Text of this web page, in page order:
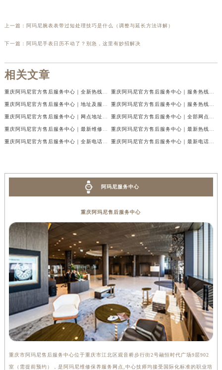
上一篇： 阿玛尼腕表表带过短处理技巧是什么（调整与延长方法详解）
下一篇： 阿玛尼手表日历不动了？别急，这里有妙招解决
相关文章
阿玛尼服务中心
重庆阿玛尼售后服务中心
重庆市阿玛尼售后服务中心位于重庆市江北区观音桥步行街2号融恒时代广场9层902
室（需提前预约），是阿玛尼维修保养服务网点,中心技师均接受国际化标准的职业培